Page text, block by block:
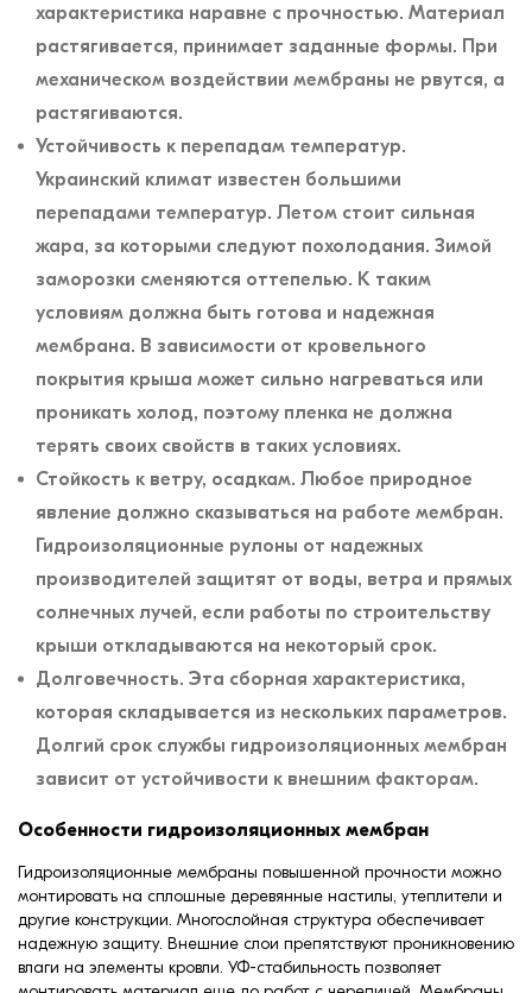
характеристика наравне с прочностью. Материал
растягивается, принимает заданные формы. При
механическом воздействии мембраны не рвутся, а
растягиваются.
Устойчивость к перепадам температур.
Украинский климат известен большими
перепадами температур. Летом стоит сильная
жара, за которыми следуют похолодания. Зимой
заморозки сменяются оттепелью. К таким
условиям должна быть готова и надежная
мембрана. В зависимости от кровельного
покрытия крыша может сильно нагреваться или
проникать холод, поэтому пленка не должна
терять своих свойств в таких условиях.
Стойкость к ветру, осадкам. Любое природное
явление должно сказываться на работе мембран.
Гидроизоляционные рулоны от надежных
производителей защитят от воды, ветра и прямых
солнечных лучей, если работы по строительству
крыши откладываются на некоторый срок.
Долговечность. Эта сборная характеристика,
которая складывается из нескольких параметров.
Долгий срок службы гидроизоляционных мембран
зависит от устойчивости к внешним факторам.
Особенности гидроизоляционных мембран
Гидроизоляционные мембраны повышенной прочности можно
монтировать на сплошные деревянные настилы, утеплители и
другие конструкции. Многослойная структура обеспечивает
надежную защиту. Внешние слои препятствуют проникновению
влаги на элементы кровли. УФ-стабильность позволяет